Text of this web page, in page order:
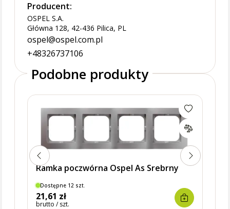
Producent:
OSPEL S.A.
Główna 128, 42-436 Pilica, PL
ospel@ospel.com.pl
+48326737106
Podobne produkty
Ramka poczwórna Ospel As Srebrny
Dostępne 12 szt.
21,61 zł
brutto / szt.